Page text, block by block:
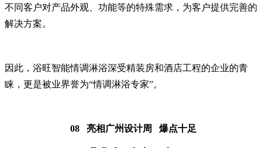
不同客户对产品外观、功能等的特殊需求，为客户提供完善的
解决方案。
因此，浴旺智能情调淋浴深受精装房和酒店工程的企业的青
睐，更是被业界誉为“情调淋浴专家”。
08 亮相广州设计周 爆点十足